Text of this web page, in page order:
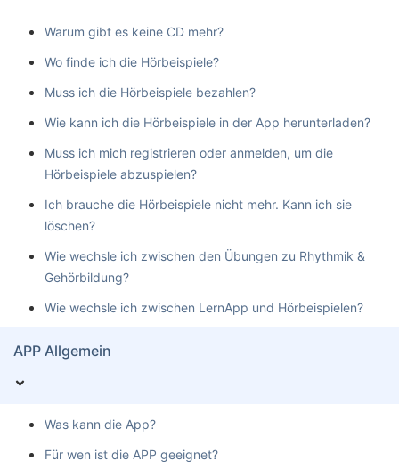
Warum gibt es keine CD mehr?
Wo finde ich die Hörbeispiele?
Muss ich die Hörbeispiele bezahlen?
Wie kann ich die Hörbeispiele in der App herunterladen?
Muss ich mich registrieren oder anmelden, um die
Hörbeispiele abzuspielen?
Ich brauche die Hörbeispiele nicht mehr. Kann ich sie
löschen?
Wie wechsle ich zwischen den Übungen zu Rhythmik &
Gehörbildung?
Wie wechsle ich zwischen LernApp und Hörbeispielen?
APP Allgemein
Was kann die App?
Für wen ist die APP geeignet?